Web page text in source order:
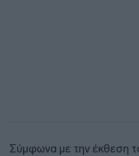
Σύμφωνα με την έκθεση